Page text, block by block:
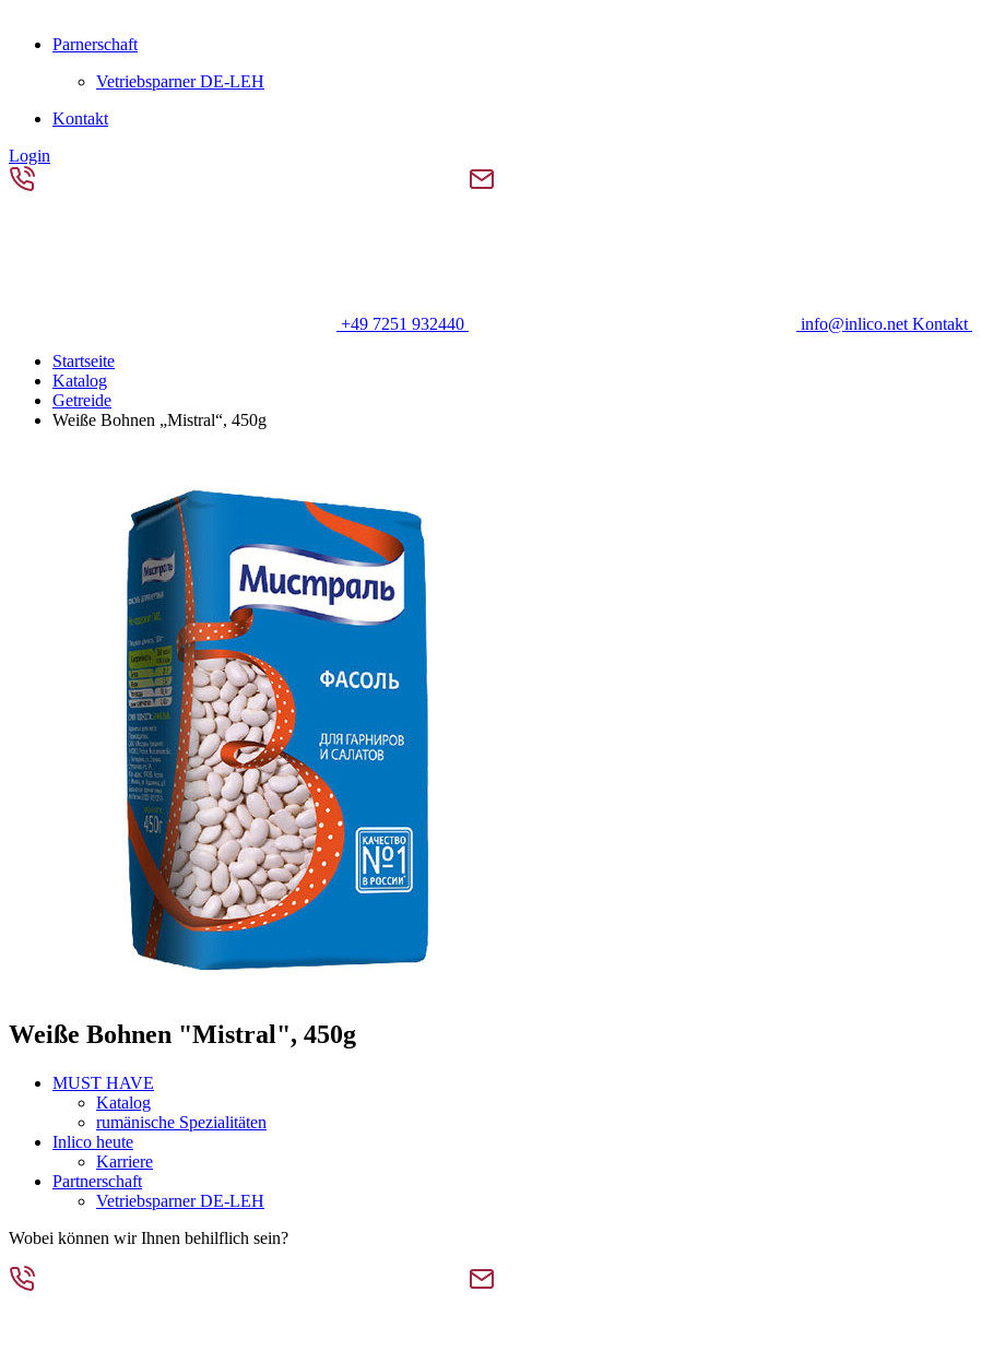
Parnerschaft
Vetriebsparner DE-LEH
Kontakt
Login
+49 7251 932440 info@inlico.net Kontakt
Startseite
Katalog
Getreide
Weiße Bohnen „Mistral“, 450g
Weiße Bohnen "Mistral", 450g
MUST HAVE
Katalog
rumänische Spezialitäten
Inlico heute
Karriere
Partnerschaft
Vetriebsparner DE-LEH
Wobei können wir Ihnen behilflich sein?